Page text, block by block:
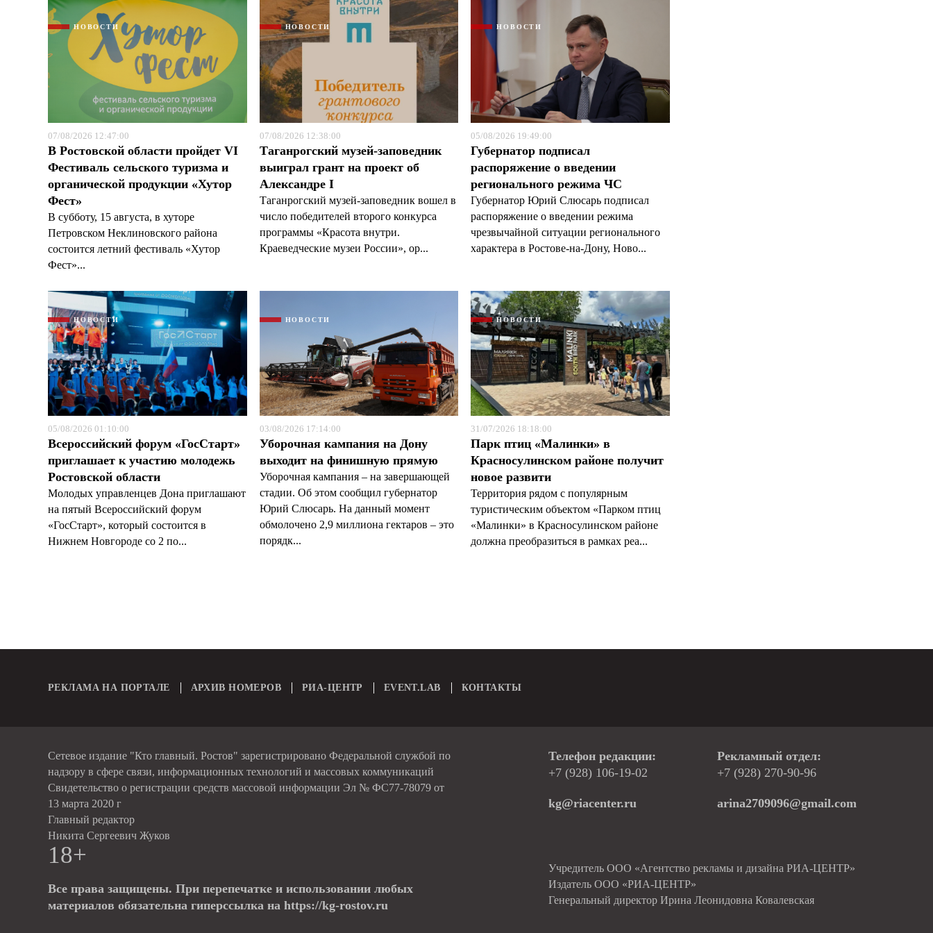
НОВОСТИ
07/08/2026 12:47:00
В Ростовской области пройдет VI
Фестиваль сельского туризма и
органической продукции «Хутор
Фест»
В субботу, 15 августа, в хуторе
Петровском Неклиновского района
состоится летний фестиваль «Хутор
Фест»...
НОВОСТИ
07/08/2026 12:38:00
Таганрогский музей-заповедник
выиграл грант на проект об
Александре I
Таганрогский музей-заповедник вошел в
число победителей второго конкурса
программы «Красота внутри.
Краеведческие музеи России», ор...
НОВОСТИ
05/08/2026 19:49:00
Губернатор подписал
распоряжение о введении
регионального режима ЧС
Губернатор Юрий Слюсарь подписал
распоряжение о введении режима
чрезвычайной ситуации регионального
характера в Ростове-на-Дону, Ново...
НОВОСТИ
05/08/2026 01:10:00
Всероссийский форум «ГосСтарт»
приглашает к участию молодежь
Ростовской области
Молодых управленцев Дона приглашают
на пятый Всероссийский форум
«ГосСтарт», который состоится в
Нижнем Новгороде со 2 по...
НОВОСТИ
03/08/2026 17:14:00
Уборочная кампания на Дону
выходит на финишную прямую
Уборочная кампания – на завершающей
стадии. Об этом сообщил губернатор
Юрий Слюсарь. На данный момент
обмолочено 2,9 миллиона гектаров – это
порядк...
НОВОСТИ
31/07/2026 18:18:00
Парк птиц «Малинки» в
Красносулинском районе получит
новое развити
Территория рядом с популярным
туристическим объектом «Парком птиц
«Малинки» в Красносулинском районе
должна преобразиться в рамках реа...
РЕКЛАМА НА ПОРТАЛЕ АРХИВ НОМЕРОВ РИА-ЦЕНТР EVENT.LAB КОНТАКТЫ
Сетевое издание "Кто главный. Ростов" зарегистрировано Федеральной службой по
надзору в сфере связи, информационных технологий и массовых коммуникаций
Свидетельство о регистрации средств массовой информации Эл № ФС77-78079 от
13 марта 2020 г
Главный редактор
Никита Сергеевич Жуков
18+
Все права защищены. При перепечатке и использовании любых
материалов обязательна гиперссылка на https://kg-rostov.ru
Телефон редакции:
+7 (928) 106-19-02
kg@riacenter.ru
Рекламный отдел:
+7 (928) 270-90-96
arina2709096@gmail.com
Учредитель ООО «Агентство рекламы и дизайна РИА-ЦЕНТР»
Издатель ООО «РИА-ЦЕНТР»
Генеральный директор Ирина Леонидовна Ковалевская